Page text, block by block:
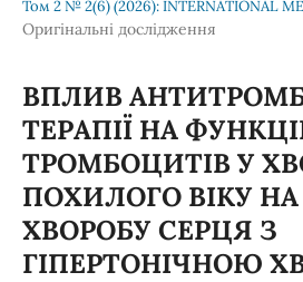
Том 2 № 2(6) (2026): INTERNATIONAL
Оригінальні дослідження
ВПЛИВ
ТЕРАПІЇ НА
ТРОМБОЦИТІВ У
ПОХИЛОГО ВІКУ
ХВОРОБУ СЕРЦЯ З
ГІПЕРТОНІЧНОЮ